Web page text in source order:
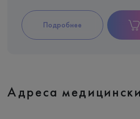
Подробнее
Адреса